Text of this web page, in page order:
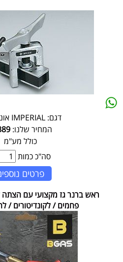
דגם: IMPERIAL אוניברסלי
המחיר שלנו:
כולל מע"מ
סה"כ כמות
פרטים
פחמים / לקונדיטורים /